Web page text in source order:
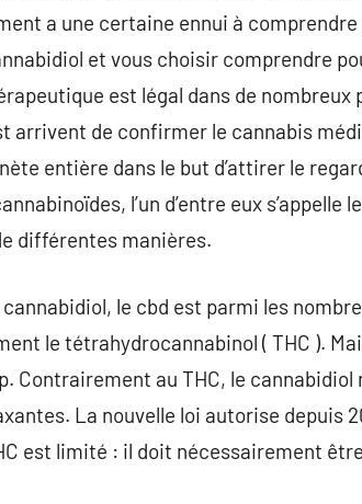
a une certaine ennui à
et vous choisir comprendre
est légal dans de nombreux
arrivent de confirmer le cannabis
entière dans le but d’attirer le
l’un d’entre eux s’appelle
différentes manières.
le cbd est parmi les
le tétrahydrocannabinol ( THC ).
Contrairement au THC, le cannabidiol
La nouvelle loi autorise depuis
est limité : il doit nécessairement